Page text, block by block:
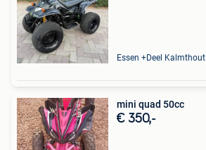
Essen +Deel Kalmthout
mini quad 50cc
€ 350,-